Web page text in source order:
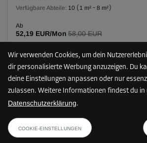
Wir verwenden Cookies, um dein
dir personalisierte Werbung anzuzeigen. Du
deine Einstellungen anpassen oder nur
zulassen. Weitere Informationen findest du in
Datenschutzerklärung.
COOKIE-EINSTELLUNGEN
Fläche: 8,4 m²
3,2 B: H:
Ab
185,00 EUR/Mon
Verfügbare Abteile: 10 ( 1 m² - 8 m²)
Ab
52,19 EUR/Mon 58,00 EUR
40479 Düsseldorf
41,39 EUR/Mon